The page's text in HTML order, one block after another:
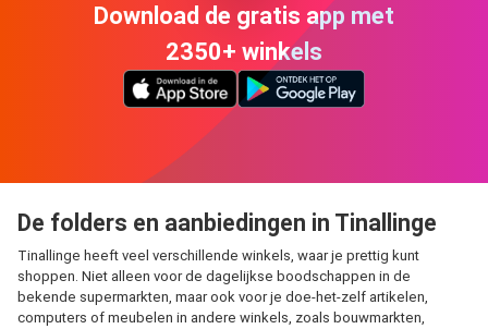
Download de gratis app met
2350+ winkels
De folders en aanbiedingen in Tinallinge
Tinallinge heeft veel verschillende winkels, waar je prettig kunt
shoppen. Niet alleen voor de dagelijkse boodschappen in de
bekende supermarkten, maar ook voor je doe-het-zelf artikelen,
computers of meubelen in andere winkels, zoals bouwmarkten,